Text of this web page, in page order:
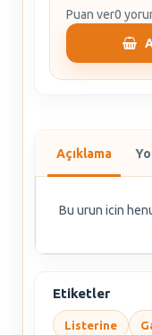
Puan ver0
Açıklama
Bu urun icin
Etiketler
Listerine